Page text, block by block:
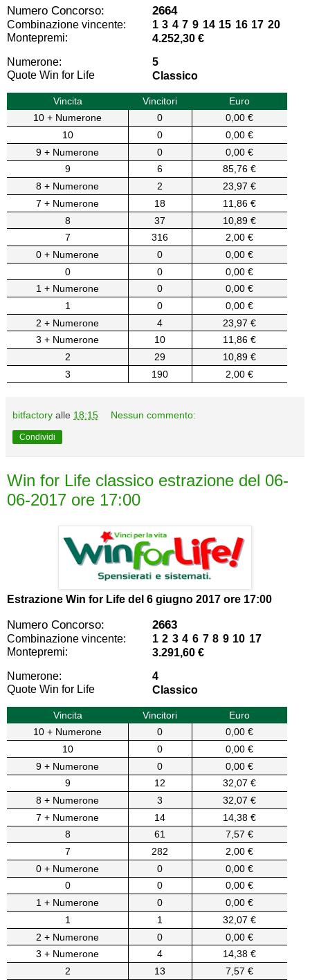
Numero Concorso: 2664
Combinazione vincente:
1 3 4 7 9 14 15 16 17 20
Montepremi:
4.252,30 €
Numerone:
5
Quote Win for Life
Classico
Vincita Vincitori
Euro
10 + Numerone
0
0,00 €
10
0
0,00 €
9 + Numerone
0
0,00 €
9
6
85,76 €
8 + Numerone
2
23,97 €
7 + Numerone
18
11,86 €
8
37
10,89 €
7
316
2,00 €
0 + Numerone
0
0,00 €
0
0
0,00 €
1 + Numerone
0
0,00 €
1
0
0,00 €
2 + Numerone
4
23,97 €
3 + Numerone
10
11,86 €
2
29
10,89 €
3
190 2,00 €
bitfactory alle 18:15 Nessun commento:
Condividi
Win for Life classico estrazione del 06-
06-2017 ore 17:00
Estrazione Win for Life del 6 giugno 2017 ore 17:00
Numero Concorso: 2663
Combinazione vincente:
1 2 3 4 6 7 8 9 10 17
Montepremi:
3.291,60 €
Numerone:
4
Quote Win for Life
Classico
Vincita Vincitori
Euro
10 + Numerone
0
0,00 €
10
0
0,00 €
9 + Numerone
0
0,00 €
9
12
32,07 €
8 + Numerone
3
32,07 €
7 + Numerone
14
14,38 €
8
61
7,57 €
7
282
2,00 €
0 + Numerone
0
0,00 €
0
0
0,00 €
1 + Numerone
0
0,00 €
1
1
32,07 €
2 + Numerone
0
0,00 €
3 + Numerone
4
14,38 €
2
13 7,57 €